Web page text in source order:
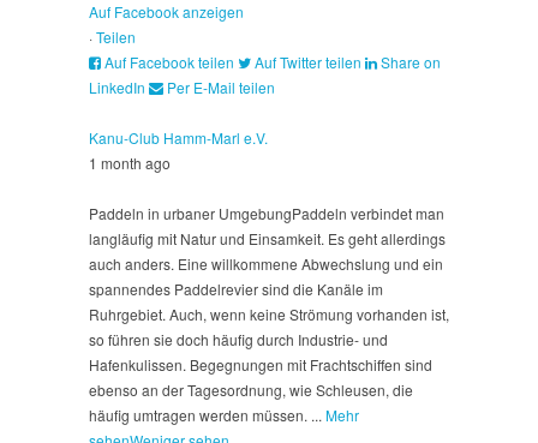
Auf Facebook anzeigen
·Teilen
Auf Facebook teilen
Auf Twitter teilen
Share on
LinkedIn
Per E-Mail teilen
Kanu-Club Hamm-Marl e.V.
1 month ago
Paddeln in urbaner UmgebungPaddeln verbindet man
langläufig mit Natur und Einsamkeit. Es geht allerdings
auch anders. Eine willkommene Abwechslung und ein
spannendes Paddelrevier sind die Kanäle im
Ruhrgebiet. Auch, wenn keine Strömung vorhanden ist,
so führen sie doch häufig durch Industrie- und
Hafenkulissen. Begegnungen mit Frachtschiffen sind
ebenso an der Tagesordnung, wie Schleusen, die
häufig umtragen werden müssen. ... Mehr